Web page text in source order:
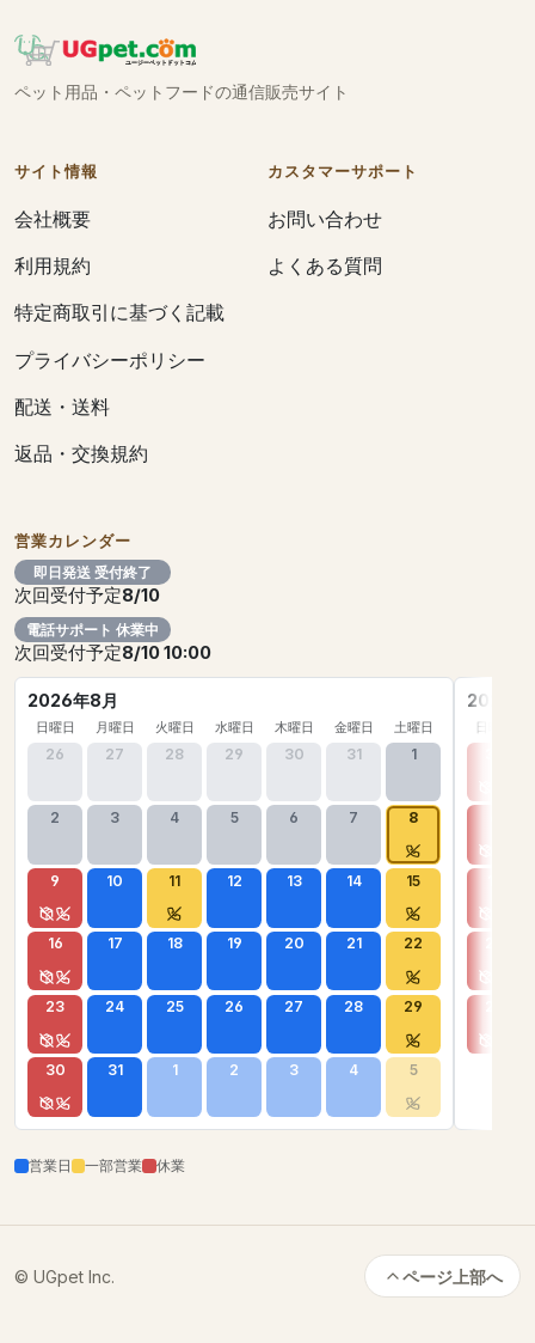
ペット用品・ペットフードの通信販売サイト
サイト情報
会社概要
利用規約
特定商取引に基づく記載
プライバシーポリシー
配送・送料
返品・交換規約
カスタマーサポート
お問い合わせ
よくある質問
営業カレンダー
即日発送 受付終了
次回受付予定8/10
電話サポート 休業中
次回受付予定8/10 10:00
2026年8月
日曜日 月曜日 火曜日 水曜日 木曜日 金曜日 土曜日
26 27 28 29 30 31 1
2 3 4 5 6 7 8
9 10 11 12 13 14 15
16 17 18 19 20 21 22
23 24 25 26 27 28 29
30 31 1 2 3 4 5
2026年
日曜日
営業日 一部営業 休業
© UGpet Inc. ページ上部へ